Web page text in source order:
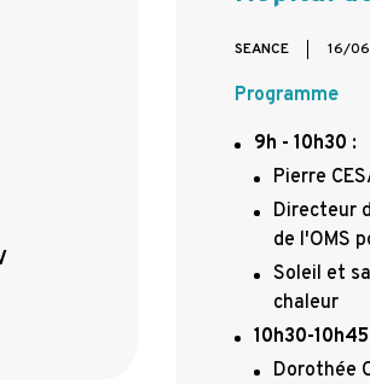
SEANCE 16/
Programme
9h - 10h30 :
Pierre
Directeur
de l'OMS
Soleil et
chaleur
10h30-10h45
Dorothée